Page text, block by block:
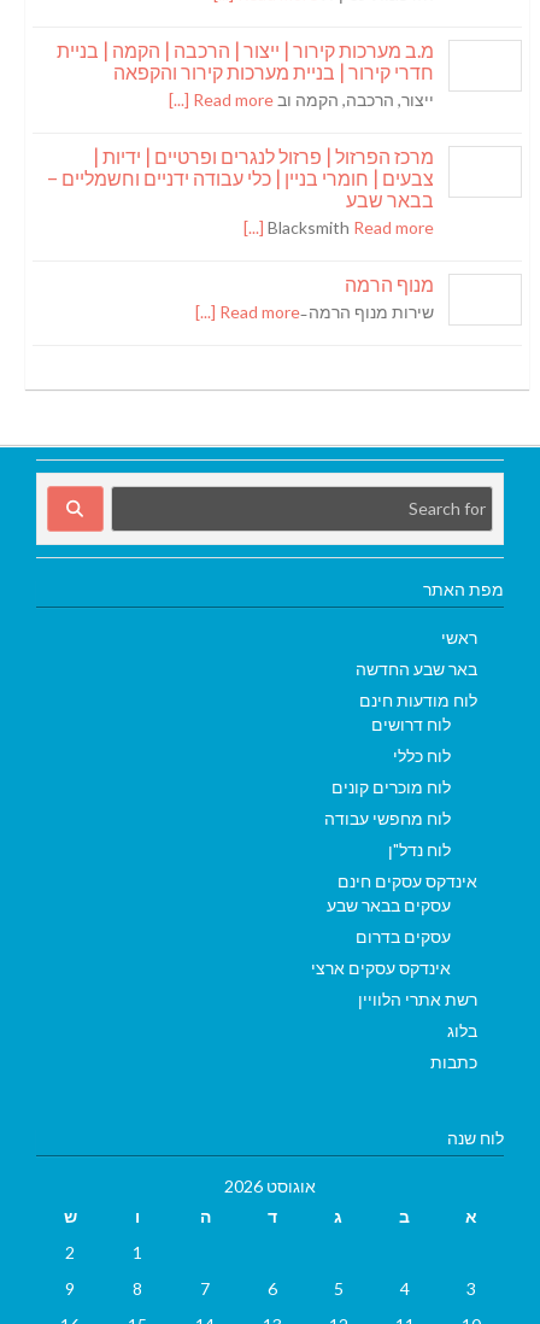
מ.ב מערכות קירור | ייצור | הרכבה | הקמה | בניית
חדרי קירור | בניית מערכות קירור והקפאה
ייצור, הרכבה, הקמה וב Read more [...]
מרכז הפרזול | פרזול לנגרים ופרטיים | ידיות |
צבעים | חומרי בניין | כלי עבודה ידניים וחשמליים –
בבאר שבע
Blacksmith Read more [...]
מנוף הרמה
שירות מנוף הרמה ̵Read more [...]
מפת האתר
ראשי
באר שבע החדשה
לוח מודעות חינם
לוח דרושים
לוח כללי
לוח מוכרים קונים
לוח מחפשי עבודה
לוח נדל"ן
אינדקס עסקים חינם
עסקים בבאר שבע
עסקים בדרום
אינדקס עסקים ארצי
רשת אתרי הלוויין
בלוג
כתבות
לוח שנה
אוגוסט 2026
א
ב ג ד ה ו
ש
1
2
3
4
5
6
7
8
9